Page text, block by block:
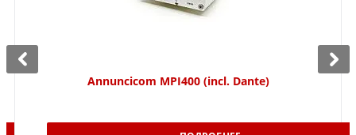
Annuncicom MPI400 (incl. Dante)